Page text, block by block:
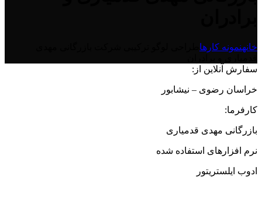
خانهنمونه کارها
سفارش آنلاین از:
خراسان رضوی – نیشابور
کارفرما:
بازرگانی مهدی قدمیاری
نرم افزارهای استفاده شده
ادوب ایلستریتور